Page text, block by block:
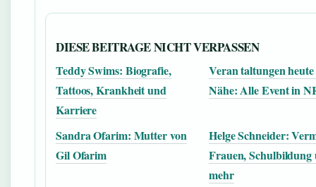
DIESE BEITRAGE NICHT VERPASSEN
Teddy Swims: Biografie,
Tattoos, Krankheit und
Karriere
Veran taltungen
Nähe: Alle Event in
Sandra Ofarim: Mutter von
Gil Ofarim
Helge Schneider:
Frauen, Schulbildung
mehr